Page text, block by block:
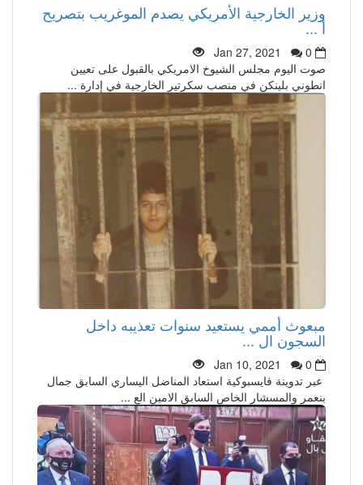
وزير الخارجية الأمريكي يصدم الموغريب بتصريح
أ ...
Jan 27, 2021
0
صوت اليوم مجلس الشيوخ الامريكي بالقبول على تعيين
انطوني بلينكن في منصب سكرتير الخارجية في إدارة ...
مبعوث أممي يستعيد سنوات تعذيبه داخل
السجون ال ...
Jan 10, 2021
0
عبر تدوينة فايسبوكية استعاد المناضل اليساري السابق جمال
بنعمر والمسشار الخاص السابق الامين الع ...